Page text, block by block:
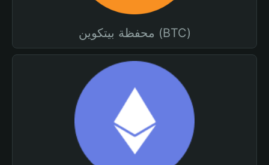
محفظة بيتكوين (BTC)